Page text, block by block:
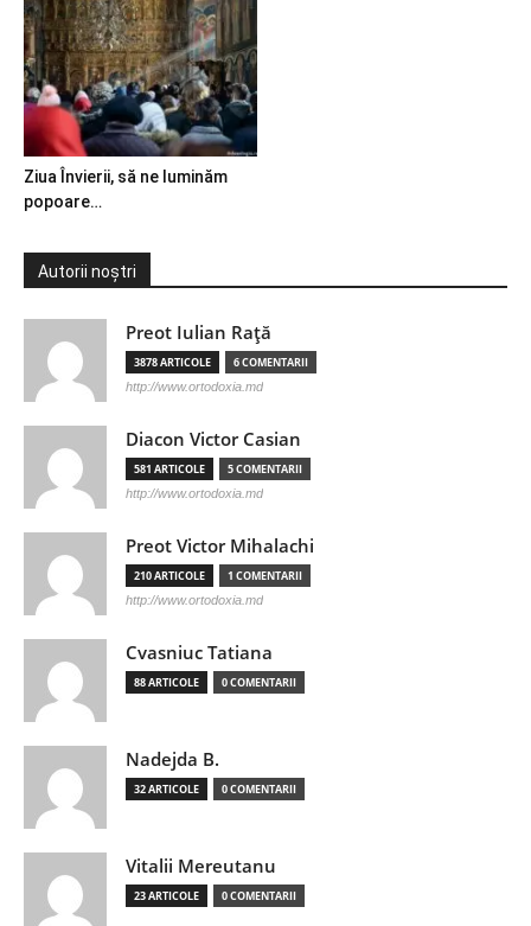
Ziua Învierii, să ne luminăm
popoare…
Autorii noștri
Preot Iulian Raţă
3878 ARTICOLE 6 COMENTARII
http://www.ortodoxia.md
Diacon Victor Casian
581 ARTICOLE 5 COMENTARII
http://www.ortodoxia.md
Preot Victor Mihalachi
210 ARTICOLE 1 COMENTARII
http://www.ortodoxia.md
Cvasniuc Tatiana
88 ARTICOLE 0 COMENTARII
Nadejda B.
32 ARTICOLE 0 COMENTARII
Vitalii Mereutanu
23 ARTICOLE 0 COMENTARII